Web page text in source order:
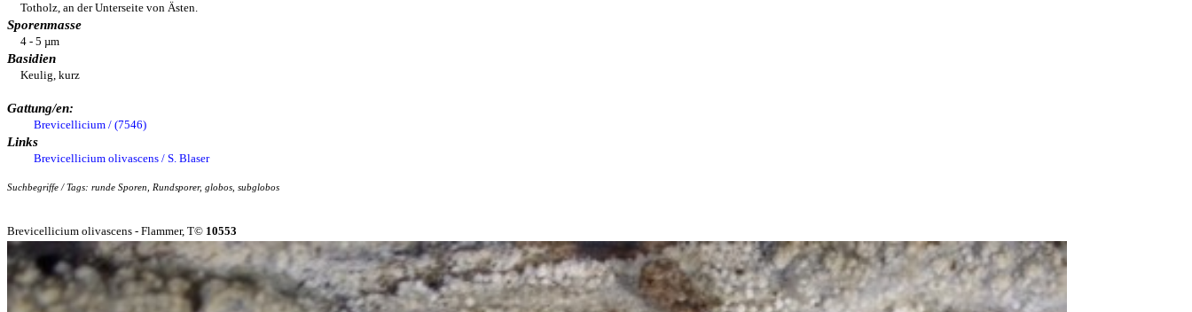
Totholz, an der Unterseite von Ästen.
Sporenmasse
4 - 5 µm
Basidien
Keulig, kurz
Gattung/en:
Brevicellicium / (7546)
Links
Brevicellicium olivascens / S. Blaser
Suchbegriffe / Tags: runde Sporen, Rundsporer, globos, subglobos
Brevicellicium olivascens - Flammer, T© 10553